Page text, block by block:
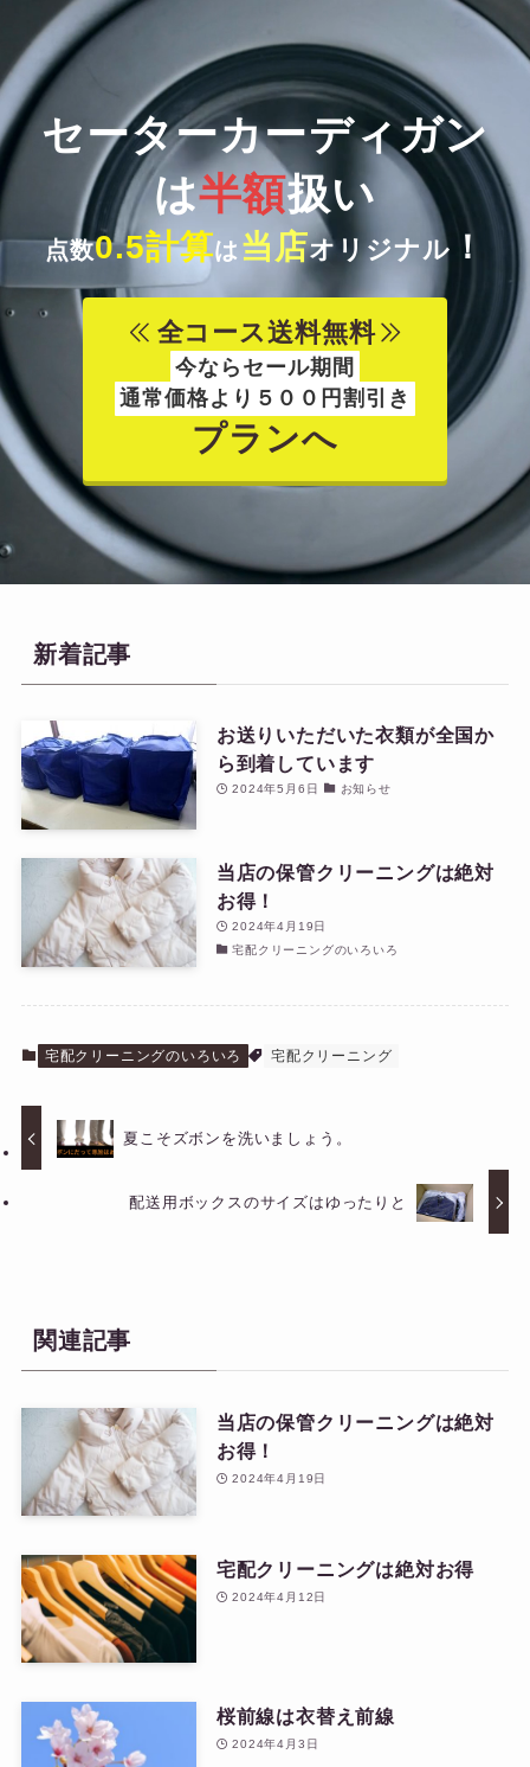
セーターカーディガン
は半額扱い
点数0.5計算は 当店オリジナル ！
全コース送料無料
今ならセール期間
通常価格より５００円割引き
プランへ
新着記事
お送りいただいた衣類が全国か
ら到着しています
2024年5月6日 お知らせ
当店の保管クリーニングは絶対
お得！
2024年4月19日
宅配クリーニングのいろいろ
宅配クリーニングのいろいろ 宅配クリーニング
夏こそズボンを洗いましょう。
配送用ボックスのサイズはゆったりと
関連記事
当店の保管クリーニングは絶対
お得！
2024年4月19日
宅配クリーニングは絶対お得
2024年4月12日
桜前線は衣替え前線
2024年4月3日